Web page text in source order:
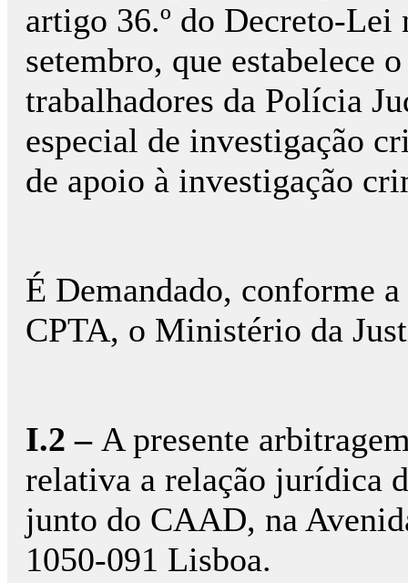
artigo 36.º do Decreto-Lei
setembro, que estabelece
trabalhadores da Polícia
especial de investigação
de apoio à investigação
É Demandado, conforme
CPTA, o Ministério da
I.2 –A presente
relativa a relação jurídica
junto do CAAD, na
1050-091 Lisboa.